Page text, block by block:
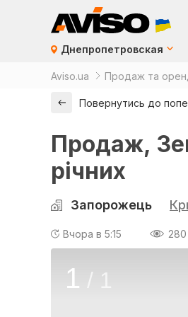
Днепропетровская
Aviso.ua Продаж та
Повернутись до
Продаж,
річних
Запорожець
Вчора в 5:15 280
1 / 1